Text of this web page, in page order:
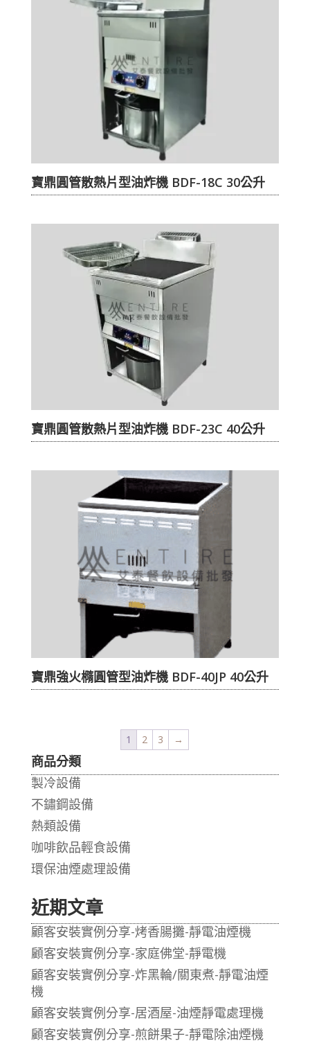
寶鼎圓管散熱片型油炸機 BDF-18C 30公升
寶鼎圓管散熱片型油炸機 BDF-23C 40公升
寶鼎強火橢圓管型油炸機 BDF-40JP 40公升
1 2 3 →
商品分類
製冷設備
不鏽鋼設備
熱類設備
咖啡飲品輕食設備
環保油煙處理設備
近期文章
顧客安裝實例分享-烤香腸攤-靜電油煙機
顧客安裝實例分享-家庭佛堂-靜電機
顧客安裝實例分享-炸黑輪/關東煮-靜電油煙
機
顧客安裝實例分享-居酒屋-油煙靜電處理機
顧客安裝實例分享-煎餅果子-靜電除油煙機